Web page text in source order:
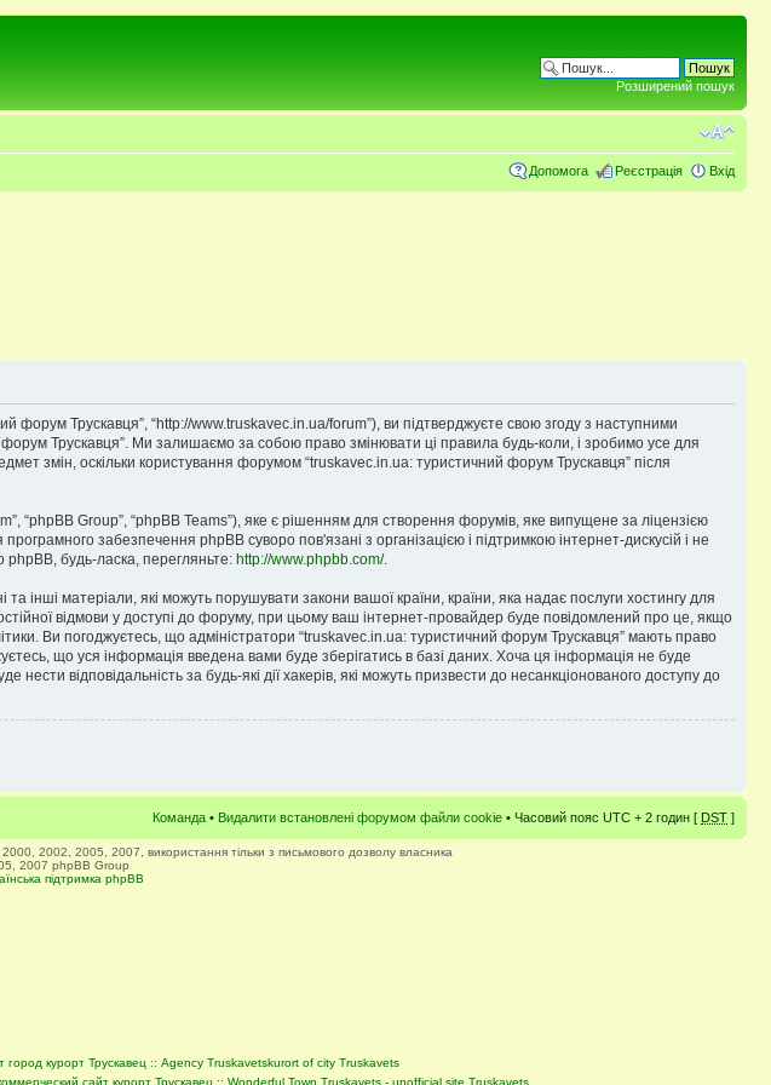
Розширений пошук
Допомога Реєстрація Вхід
форум Трускавця”, “http://www.truskavec.in.ua/forum”), ви підтверджуєте свою згоду з наступними
Трускавця”. Ми залишаємо за собою право змінювати ці правила будь-коли, і зробимо усе для
змін, оскільки користування форумом “truskavec.in.ua: туристичний форум Трускавця” після
“phpBB Group”, “phpBB Teams”), яке є рішенням для створення форумів, яке випущене за ліцензією
програмного забезпечення phpBB суворо пов'язані з організацією і підтримкою інтернет-дискусій і не
phpBB, будь-ласка, перегляньте: http://www.phpbb.com/.
інші матеріали, які можуть порушувати закони вашої країни, країни, яка надає послуги хостингу для
відмови у доступі до форуму, при цьому ваш інтернет-провайдер буде повідомлений про це, якщо
Ви погоджуєтесь, що адміністратори “truskavec.in.ua: туристичний форум Трускавця” мають право
що уся інформація введена вами буде зберігатись в базі даних. Хоча ця інформація не буде
відповідальність за будь-які дії хакерів, які можуть призвести до несанкціонованого доступу до
Команда • Видалити встановлені форумом файли cookie • Часовий пояс UTC + 2 годин [ DST ]
, 2000, 2002, 2005, 2007, використання тільки з письмового дозволу власника
2007 phpBB Group
підтримка phpBB